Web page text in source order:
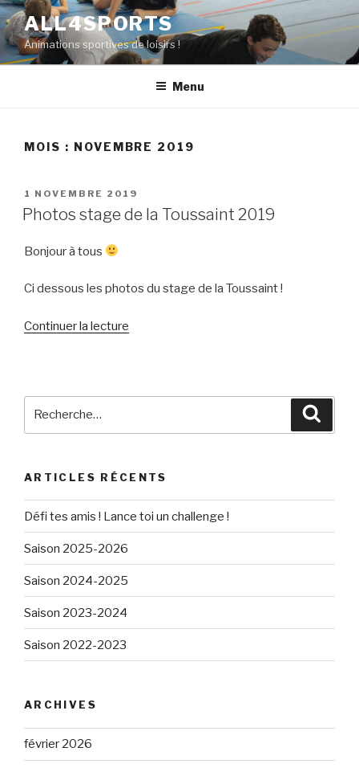
Aller
au
contenu
principal
ALL4SPORTS
Animations sportives de loisirs !
Menu
MOIS : NOVEMBRE 2019
PUBLIÉ
LE
1 NOVEMBRE 2019
Photos stage de la Toussaint 2019
Bonjour à tous
Ci dessous les photos du stage de la Toussaint !
Continuer la lecture
ARTICLES RÉCENTS
Défi tes amis ! Lance toi un challenge !
Saison 2025-2026
Saison 2024-2025
Saison 2023-2024
Saison 2022-2023
ARCHIVES
février 2026